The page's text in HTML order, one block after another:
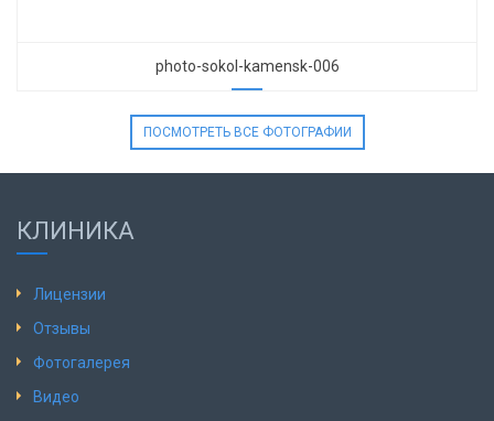
photo-sokol-kamensk-006
ПОСМОТРЕТЬ ВСЕ ФОТОГРАФИИ
КЛИНИКА
Лицензии
Отзывы
Фотогалерея
Видео